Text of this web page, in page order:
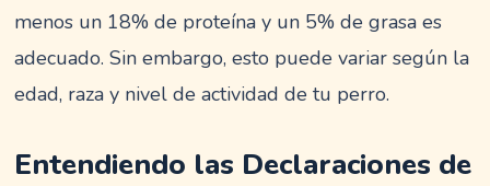
menos un 18% de proteína y un 5% de grasa es
adecuado. Sin embargo, esto puede variar según la
edad, raza y nivel de actividad de tu perro.
Entendiendo las Declaraciones de